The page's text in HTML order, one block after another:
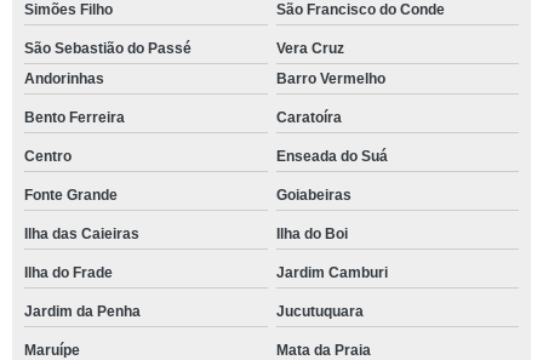
Simões Filho São Francisco do Conde
São Sebastião do Passé
Vera Cruz
Andorinhas
Barro Vermelho
Bento Ferreira Caratoíra
Centro Enseada do Suá
Fonte Grande Goiabeiras
Ilha das Caieiras Ilha do Boi
Ilha do Frade Jardim Camburi
Jardim da Penha Jucutuquara
Maruípe Mata da Praia